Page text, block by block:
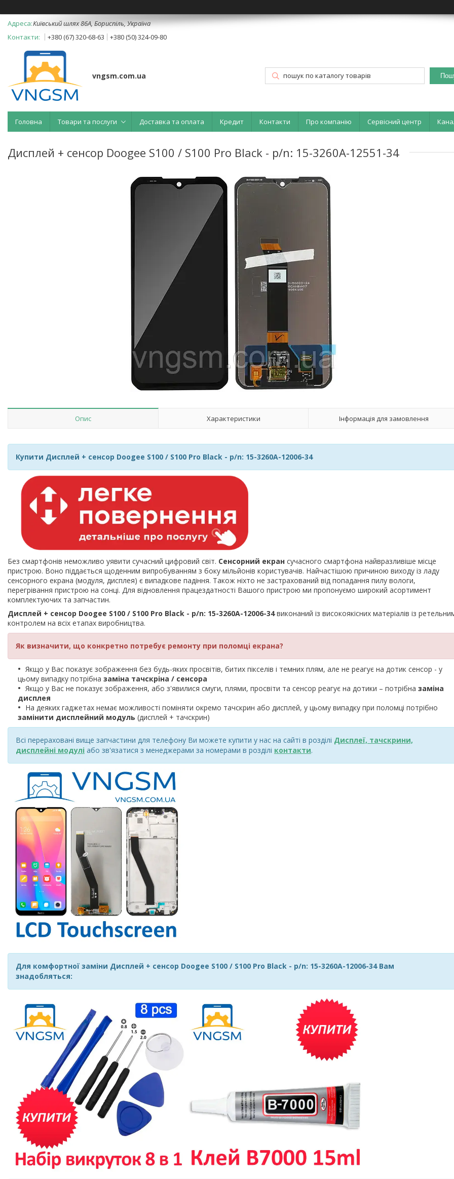
Київський шлях 86А, Бориспіль, Україна
+380 (67) 320-68-63
+380 (50) 324-09-80
vngsm.com.ua
Головна Товари та послуги Доставка та оплата Кредит Контакти Про компанію Сервісний центр
Дисплей + сенсор Doogee S100 / S100 Pro Black - p/n: 15-3260A-12551-34
Опис Характеристики Інформація для замовлення
Купити Дисплей + сенсор Doogee S100 / S100 Pro Black - p/n: 15-3260A-12006-34
Без смартфонів неможливо уявити сучасний цифровий світ. Сенсорний екран сучасного смартфона найвразливіше місце
пристрою. Воно піддається щоденним випробуванням з боку мільйонів користувачів. Найчастішою причиною виходу із ладу
сенсорного екрана (модуля, дисплея) є випадкове падіння. Також ніхто не застрахований від попадання пилу вологи,
перегрівання пристрою на сонці. Для відновлення працездатності Вашого пристрою ми пропонуємо широкий асортимент
комплектуючих та запчастин.
Дисплей + сенсор Doogee S100 / S100 Pro Black - p/n: 15-3260A-12006-34виконаний із високоякісних матеріалів із
контролем на всіх етапах виробництва.
Як визначити, що конкретно потребує ремонту при поломці екрана?
Якщо у Вас показує зображення без будь-яких просвітів, битих пікселів і темних плям, але не реагує на дотик сенсор - у
цьому випадку потрібна заміна тачскріна / сенсора
Якщо у Вас не показує зображення, або з'явилися смуги, плями, просвіти та сенсор реагує на дотики – потрібна заміна
дисплея
На деяких гаджетах немає можливості поміняти окремо тачскрин або дисплей, у цьому випадку при поломці потрібно
замінити дисплейний модуль (дисплей + тачскрин)
Всі перераховані вище запчастини для телефону Ви можете купити у нас на сайті в розділі Дисплеї, тачскрини,
дисплейні модулі або зв'язатися з менеджерами за номерами в розділі контакти.
Для комфортної заміни Дисплей + сенсор Doogee S100 / S100 Pro Black - p/n: 15-3260A-12006-34 Вам
знадобляться: